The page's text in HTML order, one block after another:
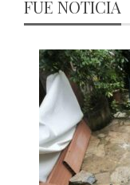
FUE NOTICIA